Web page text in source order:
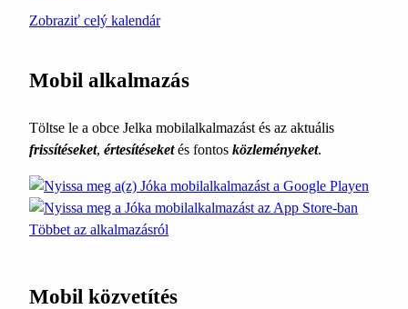
Zobraziť celý kalendár
Mobil alkalmazás
Töltse le a obce Jelka mobilalkalmazást és az aktuális
frissítéseket, értesítéseketés fontos közleményeket.
Többet az alkalmazásról
Mobil közvetítés